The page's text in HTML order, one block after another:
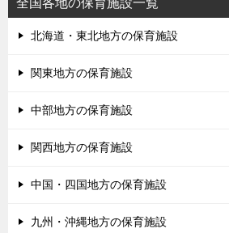
全国各地の保育施設一覧
北海道・東北地方の保育施設
関東地方の保育施設
中部地方の保育施設
関西地方の保育施設
中国・四国地方の保育施設
九州・沖縄地方の保育施設